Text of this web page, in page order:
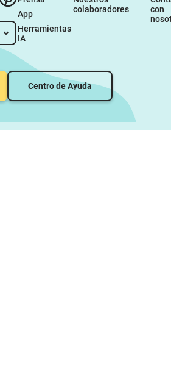
App
Herramientas
IA
colaboradores
con
Centro de Ayuda